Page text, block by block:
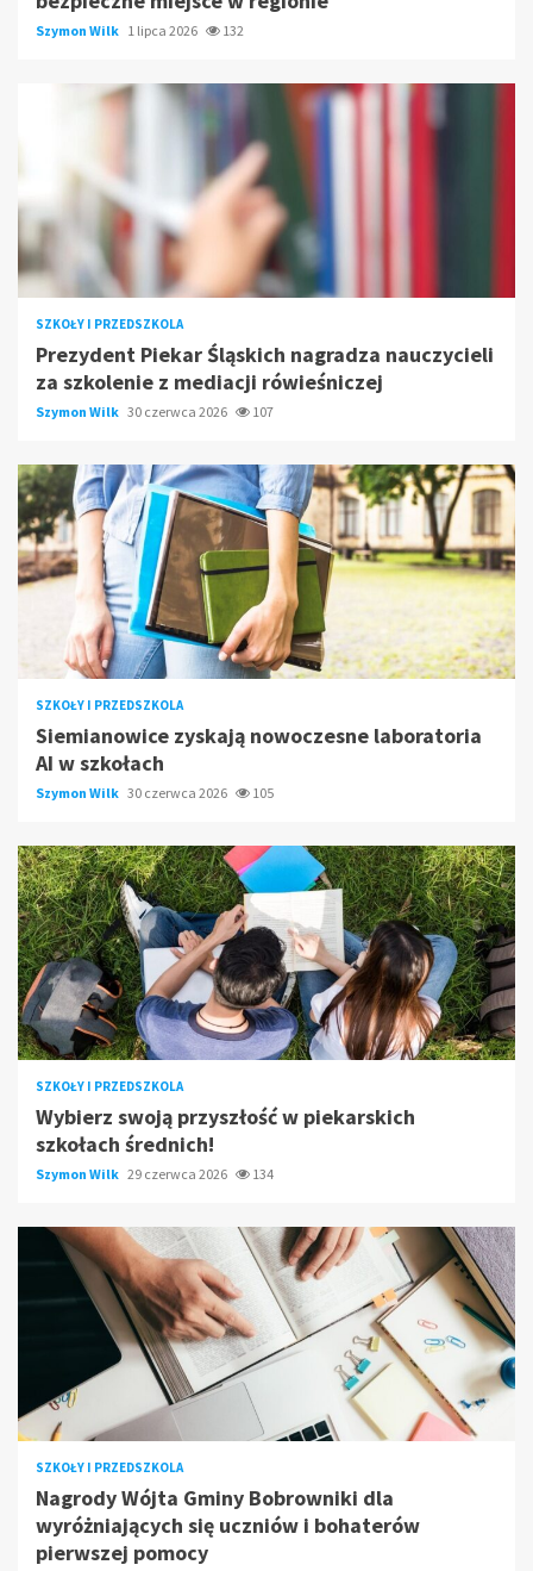
Szymon Wilk 1 lipca 2026 132
SZKOŁY I PRZEDSZKOLA
Prezydent Piekar Śląskich nagradza nauczycieli
za szkolenie z mediacji rówieśniczej
Szymon Wilk 30 czerwca 2026 107
SZKOŁY I PRZEDSZKOLA
Siemianowice zyskają nowoczesne laboratoria
AI w szkołach
Szymon Wilk 30 czerwca 2026 105
SZKOŁY I PRZEDSZKOLA
Wybierz swoją przyszłość w piekarskich
szkołach średnich!
Szymon Wilk 29 czerwca 2026 134
SZKOŁY I PRZEDSZKOLA
Nagrody Wójta Gminy Bobrowniki dla
wyróżniających się uczniów i bohaterów
pierwszej pomocy